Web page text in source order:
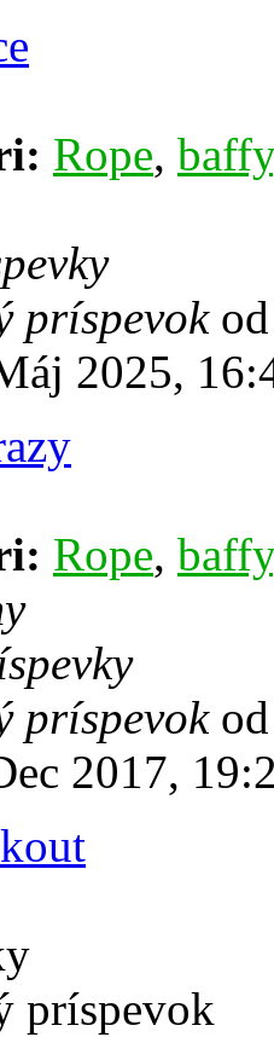
Rope, baffy
príspevok
2025,
Rope, baffy
príspevok
2017,
príspevok